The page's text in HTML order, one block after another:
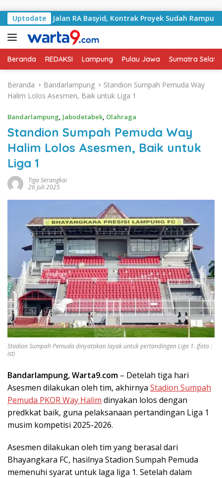
Uptodate
Jalan RA Basyid, Kontrak Proyek Sudah Rampung
Beranda REDAKSI Lampung Pulau Jawa Sumatra
Beranda Bandarlampung
Standion Sumpah Pemuda Way
Halim Lolos Asesmen, Baik untuk Liga 1
Bandarlampung, Jabodetabek, Olahraga
Standion Sumpah Pemuda Way
Halim Lolos Asesmen, Baik untuk
Liga 1
Tiga Serangkai
26 Juli 2025
Stadion Sumpah Pemuda dinyatakan layak untuk pertandingan Liga 1. (foto :
ist)
Bandarlampung, Warta9.com – Detelah tiga hari
Asesmen dilakukan oleh tim, akhirnya Stadion Sumpah
Pemuda PKOR Way Halim dinyakan lolos dengan
predkkat baik, guna pelaksanaan pertandingan Liga 1
musim kompetisi 2025-2026.
Asesmen dilakukan oleh tim yang berasal dari
Bhayangkara FC, hasilnya Stadion Sumpah Pemuda
memenuhi syarat untuk laga liga 1. Setelah dalam